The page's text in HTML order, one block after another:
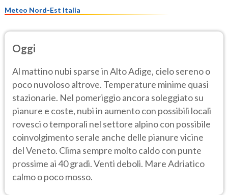
Meteo Nord-Est Italia
Oggi
Al mattino nubi sparse in Alto Adige, cielo sereno o
poco nuvoloso altrove. Temperature minime quasi
stazionarie. Nel pomeriggio ancora soleggiato su
pianure e coste, nubi in aumento con possibili locali
rovesci o temporali nel settore alpino con possibile
coinvolgimento serale anche delle pianure vicine
del Veneto. Clima sempre molto caldo con punte
prossime ai 40 gradi. Venti deboli. Mare Adriatico
calmo o poco mosso.